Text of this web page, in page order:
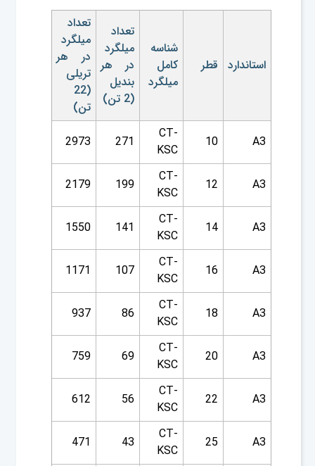
استاندارد قطر
شناسه
کامل
میلگرد
تعداد
میلگرد
در هر
بندیل
(2 تن)
تعداد
میلگرد
در هر
تریلی
(22
تن)
A3
10
CT-
KSC
271
2973
A3
12
CT-
KSC
199
2179
A3
14
CT-
KSC
141
1550
A3
16
CT-
KSC
107
1171
A3
18
CT-
KSC
86
937
A3
20
CT-
KSC
69
759
A3
22
CT-
KSC
56
612
A3
25
CT-
KSC
43
471